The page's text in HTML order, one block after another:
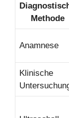
Methode
Anamnese
Klinische